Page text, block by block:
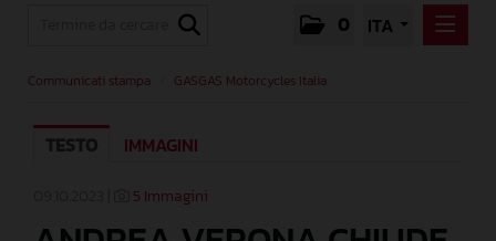
0 ITA
MEDIA
Communicati stampa GASGAS Motorcycles Italia
TESTO IMMAGINI
5 Immagini